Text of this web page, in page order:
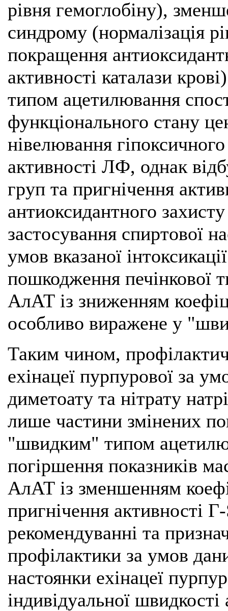
рівня гемоглобіну),
синдрому (нормалізація
покращення
активності каталази
типом ацетилювання
функціонального стану
нівелювання
активності ЛФ, однак
груп та пригнічення
антиоксидантного
застосування спиртової
умов вказаної
пошкодження печінкової
АлАТ із зниженням
особливо виражене у
Таким чином,
ехінацеї пурпурової за
диметоату та нітрату
лише частини змінених
"швидким" типом
погіршення показників
АлАТ із зменшенням
пригнічення активності
рекомендуванні та
профілактики за умов
настоянки ехінацеї
індивідуальної